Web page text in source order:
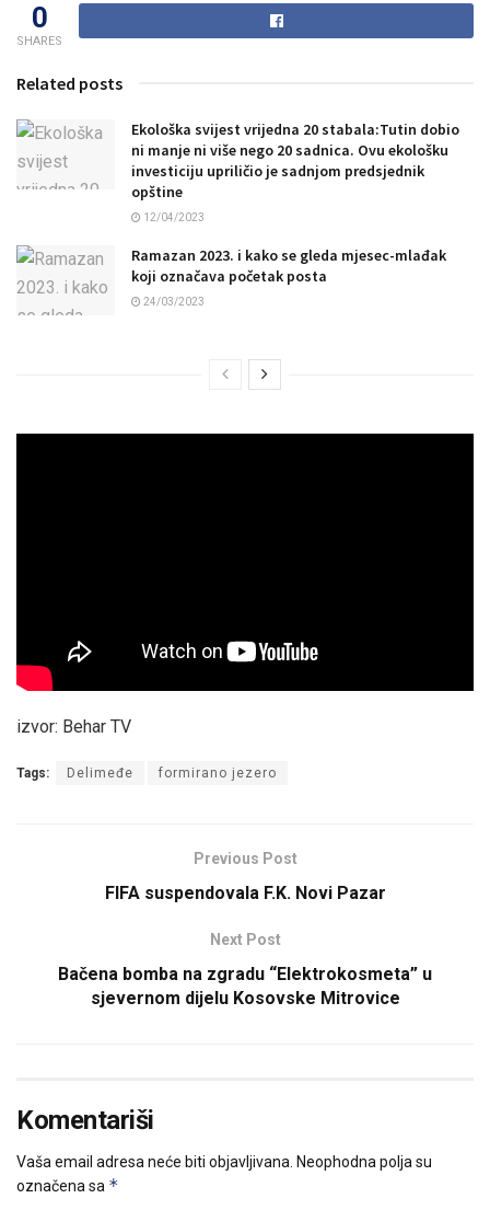
0
SHARES
Related posts
Ekološka svijest vrijedna 20 stabala:Tutin dobio
ni manje ni više nego 20 sadnica. Ovu ekološku
investiciju upriličio je sadnjom predsjednik
opštine
12/04/2023
Ramazan 2023. i kako se gleda mjesec-mlađak
koji označava početak posta
24/03/2023
izvor: Behar TV
Tags: Delimeđe formirano jezero
Previous Post
FIFA suspendovala F.K. Novi Pazar
Next Post
Bačena bomba na zgradu “Elektrokosmeta” u
sjevernom dijelu Kosovske Mitrovice
Komentariši
Vaša email adresa neće biti objavljivana. Neophodna polja su
označena sa *